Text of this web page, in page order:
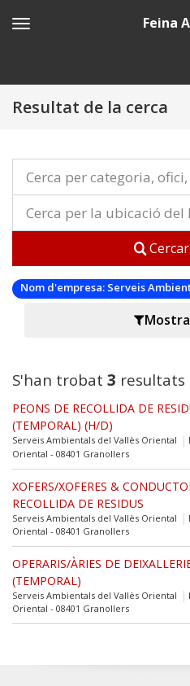
Feina
Resultat de la cerca
Cercar
Nom d'empresa: Serveis
S'han trobat 3 resultats
PEONS DE RECOLLIDA DE
(TEMPORAL) (H/D)
Serveis Ambientals del Vallès Oriental
Oriental - 08401 Granollers
XOFERS/XOFERES &
RECOLLIDA DE RESIDUS
Serveis Ambientals del Vallès Oriental
Oriental - 08401 Granollers
OPERARIS/ÀRIES DE
(TEMPORAL)
Serveis Ambientals del Vallès Oriental
Oriental - 08401 Granollers